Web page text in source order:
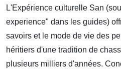
L'Expérience culturelle San
experience" dans les guides)
savoirs et le mode de vie des
héritiers d'une tradition de
plusieurs milliers d'années.